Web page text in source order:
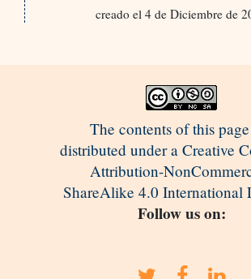
creado el 4 de Diciembre de
The contents of this
distributed under a Creative
Attribution-
ShareAlike 4.0 International
Follow us on: